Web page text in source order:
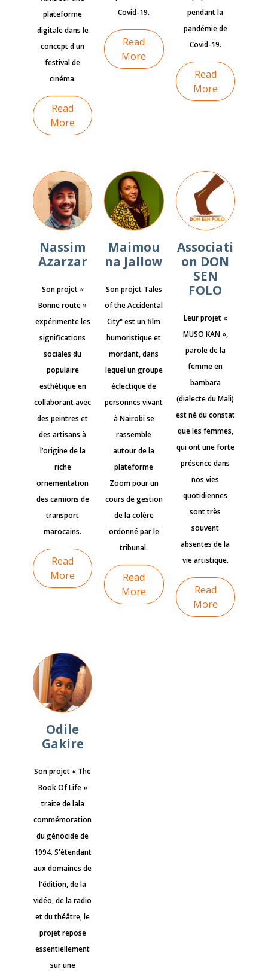
plateforme
digitale dans le
concept d'un
festival de
cinéma.
Read
More
Covid-19.
Read
More
pendant la
pandémie de
Covid-19.
Read
More
Nassim
Azarzar
Son projet «
Bonne route »
expérimente les
significations
sociales du
populaire
esthétique en
collaborant avec
des peintres et
des artisans à
l’origine de la
riche
ornementation
des camions de
transport
marocains.
Read
More
Maimou
na Jallow
Son projet Tales
of the Accidental
City" est un film
humoristique et
mordant, dans
lequel un groupe
éclectique de
personnes vivant
à Nairobi se
rassemble
autour de la
plateforme
Zoom pour un
cours de gestion
de la colère
ordonné par le
tribunal.
Read
More
Associati
on DON
SEN
FOLO
Leur projet «
MUSO KAN »,
parole de la
femme en
bambara
(dialecte du Mali)
est né du constat
que les femmes,
qui ont une forte
présence dans
nos vies
quotidiennes
sont très
souvent
absentes de la
vie artistique.
Read
More
Odile
Gakire
Son projet « The
Book Of Life »
traite de lala
commémoration
du génocide de
1994. S'étendant
aux domaines de
l'édition, de la
vidéo, de la radio
et du théâtre, le
projet repose
essentiellement
sur une